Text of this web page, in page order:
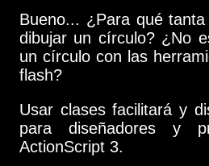
Bueno... ¿Para qué
dibujar un círculo? ¿No
un círculo con las
flash?
Usar clases facilitará y
para diseñadores y
ActionScript 3.